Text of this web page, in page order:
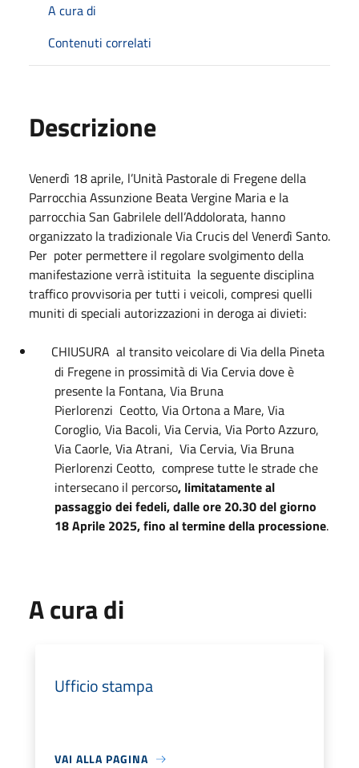
A cura di
Contenuti correlati
Descrizione
Venerdì 18 aprile, l’Unità Pastorale di Fregene della
Parrocchia Assunzione Beata Vergine Maria e la
parrocchia San Gabrilele dell’Addolorata, hanno
organizzato la tradizionale Via Crucis del Venerdì Santo.
Per poter permettere il regolare svolgimento della
manifestazione verrà istituita la seguente disciplina
traffico provvisoria per tutti i veicoli, compresi quelli
muniti di speciali autorizzazioni in deroga ai divieti:
CHIUSURA al transito veicolare di Via della Pineta
di Fregene in prossimità di Via Cervia dove è
presente la Fontana, Via Bruna
Pierlorenzi Ceotto, Via Ortona a Mare, Via
Coroglio, Via Bacoli, Via Cervia, Via Porto Azzuro,
Via Caorle, Via Atrani, Via Cervia, Via Bruna
Pierlorenzi Ceotto, comprese tutte le strade che
intersecano il percorso, limitatamente al
passaggio dei fedeli, dalle ore 20.30 del giorno
18 Aprile 2025, fino al termine della processione.
A cura di
Ufficio stampa
VAI ALLA PAGINA